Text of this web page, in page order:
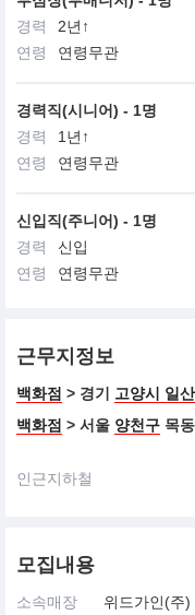
경력
2년↑
연령
연령무관
경력직(시니어) - 1명
경력
1년↑
연령
연령무관
신입직(주니어) - 1명
경력
신입
연령
연령무관
근무지정보
백화점 > 경기 고양시 일
백화점 > 서울 양천구 목
인근지하철
모집내용
소속매장 위드가인(주)